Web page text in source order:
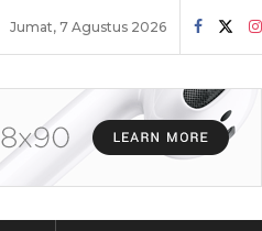
Jumat, 7 Agustus 2026